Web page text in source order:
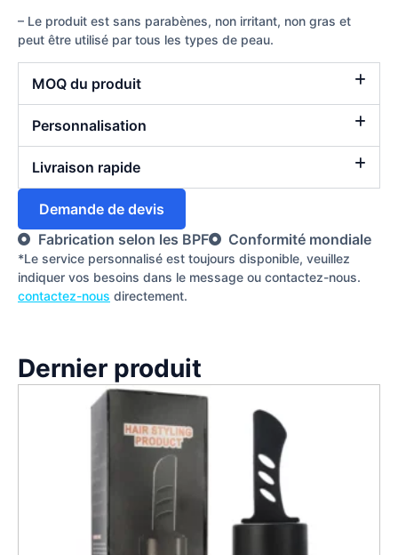
– Le produit est sans parabènes, non irritant, non gras et
peut être utilisé par tous les types de peau.
MOQ du produit
Personnalisation
Livraison rapide
Demande de devis
Fabrication selon les BPF
Conformité mondiale
*Le service personnalisé est toujours disponible, veuillez
indiquer vos besoins dans le message ou contactez-nous.
contactez-nous directement.
Dernier produit